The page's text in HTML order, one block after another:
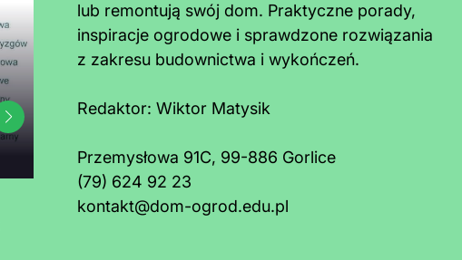
Ile kosztuje 1 m² dachu? Ceny materiałów
lub remontują swój dom. Praktyczne porady,
inspiracje ogrodowe i sprawdzone rozwiązania
z zakresu budownictwa i wykończeń.
Redaktor: Wiktor Matysik
Przemysłowa 91C, 99-886 Gorlice
(79) 624 92 23
kontakt@dom-ogrod.edu.pl